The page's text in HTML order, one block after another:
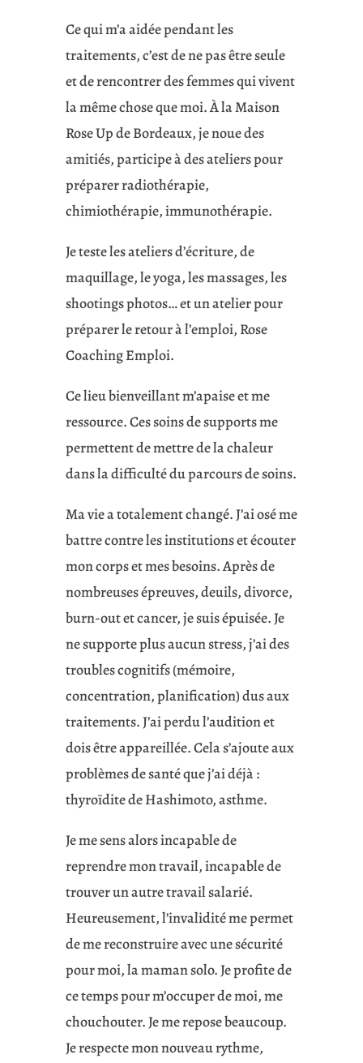
Ce qui m’a aidée pendant les
traitements, c’est de ne pas être seule
et de rencontrer des femmes qui vivent
la même chose que moi. À la Maison
Rose Up de Bordeaux, je noue des
amitiés, participe à des ateliers pour
préparer radiothérapie,
chimiothérapie, immunothérapie.
Je teste les ateliers d’écriture, de
maquillage, le yoga, les massages, les
shootings photos… et un atelier pour
préparer le retour à l’emploi, Rose
Coaching Emploi.
Ce lieu bienveillant m’apaise et me
ressource. Ces soins de supports me
permettent de mettre de la chaleur
dans la difficulté du parcours de soins.
Ma vie a totalement changé. J’ai osé me
battre contre les institutions et écouter
mon corps et mes besoins. Après de
nombreuses épreuves, deuils, divorce,
burn-out et cancer, je suis épuisée. Je
ne supporte plus aucun stress, j’ai des
troubles cognitifs (mémoire,
concentration, planification) dus aux
traitements. J’ai perdu l’audition et
dois être appareillée. Cela s’ajoute aux
problèmes de santé que j’ai déjà :
thyroïdite de Hashimoto, asthme.
Je me sens alors incapable de
reprendre mon travail, incapable de
trouver un autre travail salarié.
Heureusement, l’invalidité me permet
de me reconstruire avec une sécurité
pour moi, la maman solo. Je profite de
ce temps pour m’occuper de moi, me
chouchouter. Je me repose beaucoup.
Je respecte mon nouveau rythme,